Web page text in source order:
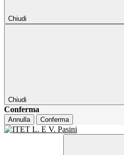
Chiudi
Chiudi
Conferma
Annulla Conferma